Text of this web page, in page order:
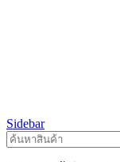
Sidebar